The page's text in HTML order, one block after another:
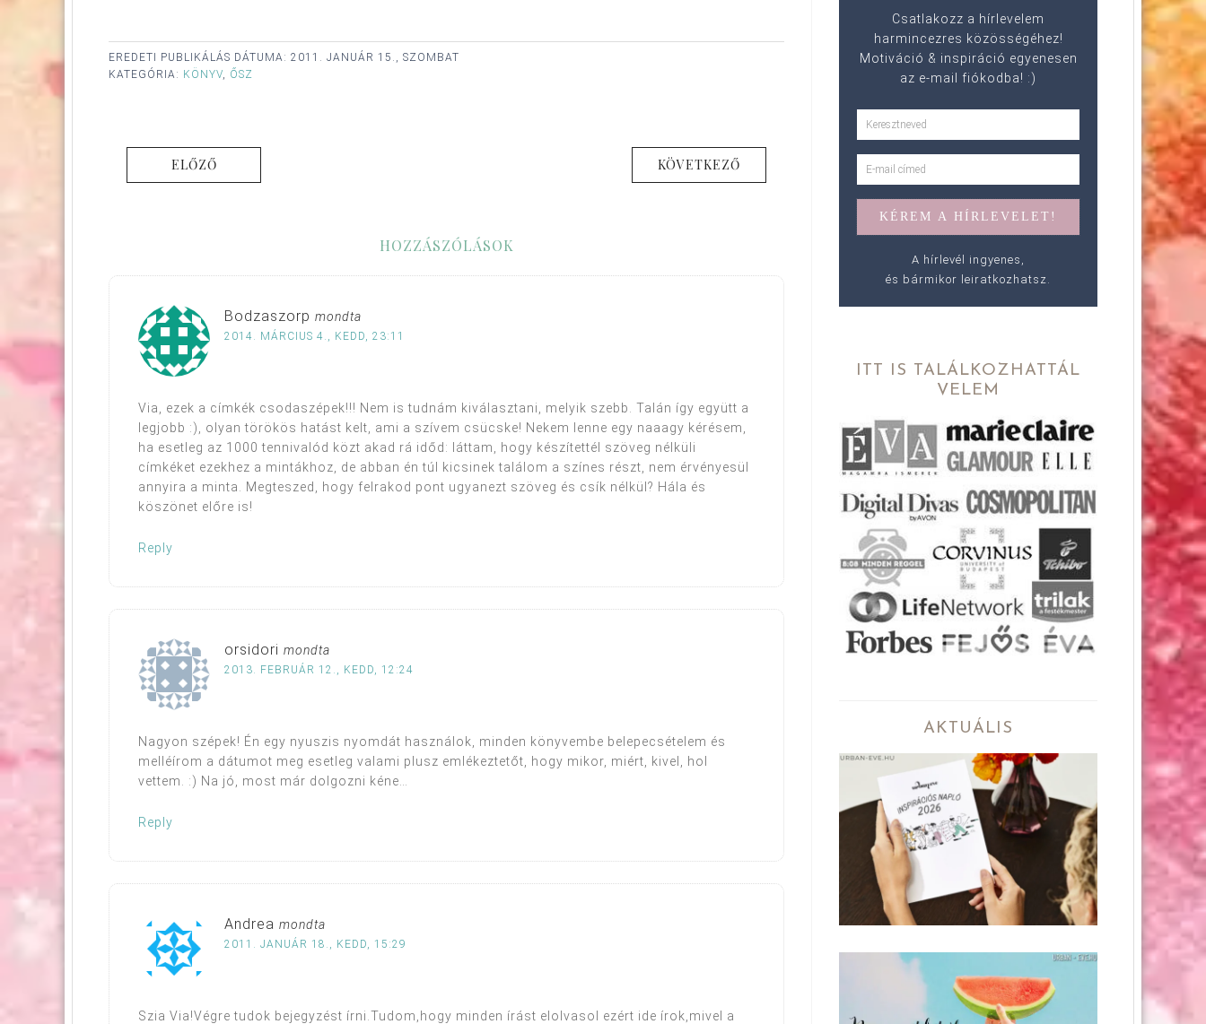
EREDETI PUBLIKÁLÁS DÁTUMA: 2011. JANUÁR 15., SZOMBAT
KATEGÓRIA: KÖNYV, ŐSZ
ELŐZŐ KÖVETKEZŐ
HOZZÁSZÓLÁSOK
Bodzaszorp mondta
2014. MÁRCIUS 4., KEDD, 23:11
Via, ezek a címkék csodaszépek!!! Nem is tudnám kiválasztani, melyik szebb. Talán így együtt a
legjobb :), olyan törökös hatást kelt, ami a szívem csücske! Nekem lenne egy naaagy kérésem,
ha esetleg az 1000 tennivalód közt akad rá időd: láttam, hogy készítettél szöveg nélküli
címkéket ezekhez a mintákhoz, de abban én túl kicsinek találom a színes részt, nem érvényesül
annyira a minta. Megteszed, hogy felrakod pont ugyanezt szöveg és csík nélkül? Hála és
köszönet előre is!
Reply
orsidori mondta
2013. FEBRUÁR 12., KEDD, 12:24
Nagyon szépek! Én egy nyuszis nyomdát használok, minden könyvembe belepecsételem és
melléírom a dátumot meg esetleg valami plusz emlékeztetőt, hogy mikor, miért, kivel, hol
vettem. :) Na jó, most már dolgozni kéne…
Reply
Andrea mondta
2011. JANUÁR 18., KEDD, 15:29
Szia Via!Végre tudok bejegyzést írni.Tudom,hogy minden írást elolvasol ezért ide írok,mivel a
Csatlakozz a hírlevelem
harmincezres közösségéhez!
Motiváció & inspiráció egyenesen
az e-mail fiókodba! :)
A hírlevél ingyenes,
és bármikor leiratkozhatsz.
ITT IS TALÁLKOZHATTÁL
VELEM
AKTUÁLIS